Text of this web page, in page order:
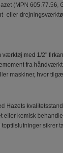
(MPN
eller
med 1/2"
fra
maskiner, hvor
Hazets
eller kemisk
sikrer